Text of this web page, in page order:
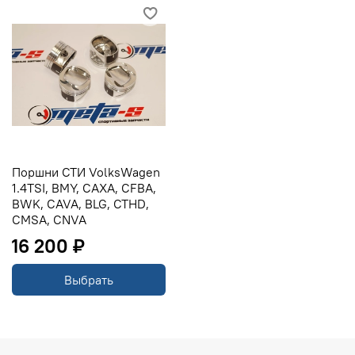
OEM: 03C107065CK, 03C107065BF
Поршни СТИ VolksWagen
1.4TSI, BMY, CAXA, CFBA,
BWK, CAVA, BLG, CTHD,
CMSA, CNVA
16 200 ₽
Выбрать